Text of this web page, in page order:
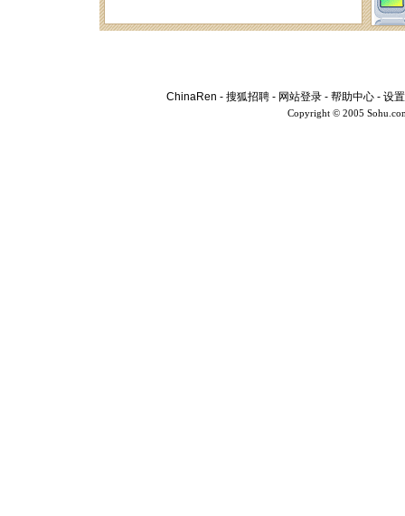
ChinaRen - 搜狐招聘 - 网站登录 - 帮助中心 - 设
Copyright © 2005